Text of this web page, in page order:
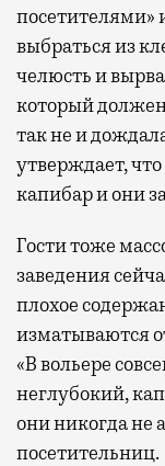
посетителями»
выбраться из
челюсть и
который
так не и
утверждает,
капибар и они
Гости тоже
заведения
плохое
изматываются
«В вольере
неглубокий,
они никогда не
посетительниц.